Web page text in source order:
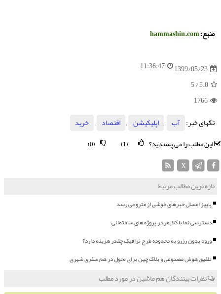
منبع:hammashin.com
1399/05/23
11:36:47
5.0
/ 5
1766
تگهای خبر:
آب , اپلیكیشن , اقتصاد ,
خرید
این مطلب را می پسندید؟
(0)
تازه ترین مطالب مرتبط
پاییز امسال خبرهای خوشی از مترو می رسد
دسترسی نما با کلایمر در پروژه های ساختمانی
ورود بدون رزرو به محدوده طرح ترافیک چقدر هزینه دارد؟
تلفیق هوش مصنوعی و بلاک چین برای تحول در هم سفری شهری
نظرات بینندگان هم ماشین در مورد مطلب